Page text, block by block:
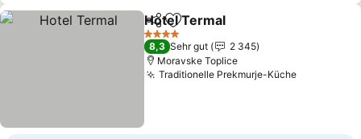
TeilenZu Favoriten hinzufügen
Hotel Termal
4 Sterne
8,3 Sehr gut
2 345
Moravske Toplice
Traditionelle Prekmurje-KüchePreise